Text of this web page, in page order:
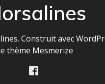
Construit avec
thème Mesmerize